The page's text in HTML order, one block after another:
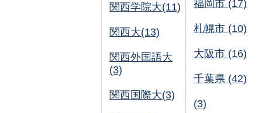
関西学院大(11)
関西大(13)
関西外国語大
(3)
関西国際大(3)
福岡市 (17)
札幌市 (10)
大阪市 (16)
千葉県 (42)
(3)